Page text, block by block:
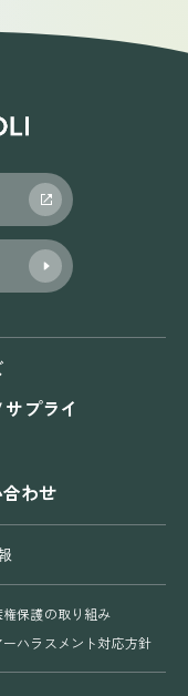
プライ
わせ
保護の取り組み
ーハラスメント対応方針